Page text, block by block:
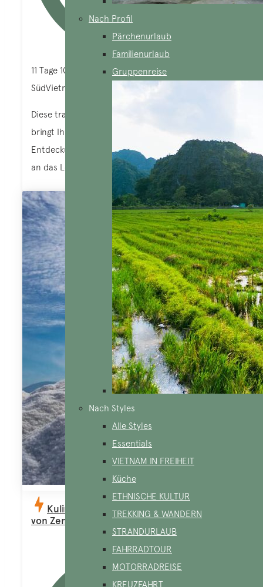
Nach Profil
Pärchenurlaub
Familienurlaub
Gruppenreise
Nach Styles
Alle Styles
Essentials
VIETNAM IN FREIHEIT
Küche
ETHNISCHE KULTUR
TREKKING & WANDERN
STRANDURLAUB
FAHRRADTOUR
MOTORRADREISE
KREUZFAHRT
11 Tage 10 Nächte
SüdVietnam, Kambodscha
Diese traumhafte große Rundreise-Kreuzfahrt
bringt Ihnen Tage voller Emotionen,
Entdeckungen und unvergesslicher Erinnerungen
an das Leben auf dem Fluss.
Kulinarisches Vietnam und die Strände
von Zentralvietnam 15 Tage 14 Nächte